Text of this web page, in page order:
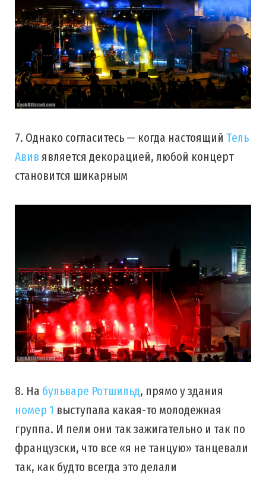
7. Однако согласитесь — когда настоящий Тель
Авивявляется декорацией, любой концерт
становится шикарным
8. На бульваре Ротшильд, прямо у здания
номер 1 выступала какая-то молодежная
группа. И пели они так зажигательно и так по
французски, что все «я не танцую» танцевали
так, как будто всегда это делали